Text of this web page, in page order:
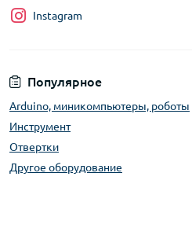
Популярное
Arduino, миникомпьютеры, роботы
Инструмент
Отвертки
Другое оборудование
Instagram